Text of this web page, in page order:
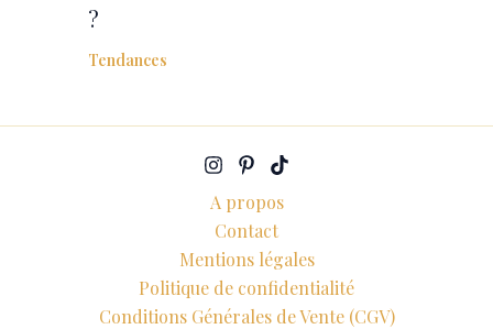
?
Tendances
A propos
Contact
Mentions légales
Politique de confidentialité
Conditions Générales de Vente (CGV)